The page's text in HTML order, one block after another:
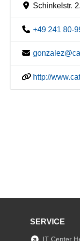
Schinkelstr.
+49 241 80-
http://
SERVICE
IT Center